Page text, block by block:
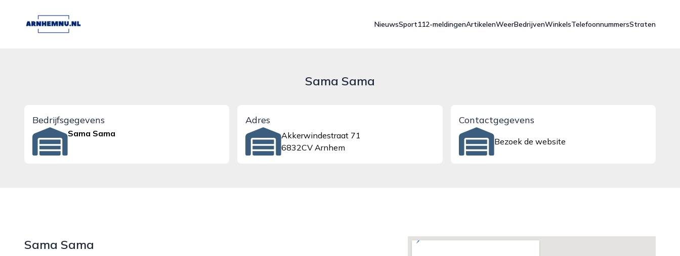
arnhemnu.nl
NieuwsSport112-meldingenArtikelenWeerBedrijvenWinkelsTelefoonnummersStraten
Sama Sama
Bedrijfsgegevens
Sama Sama
Adres
Akkerwindestraat 71
6832CV Arnhem
Contactgegevens
Bezoek de website
Sama Sama